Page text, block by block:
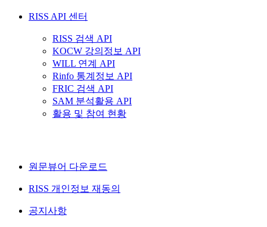
RISS API 센터
RISS 검색 API
KOCW 강의정보 API
WILL 연계 API
Rinfo 통계정보 API
FRIC 검색 API
SAM 분석활용 API
활용 및 참여 현황
원문뷰어 다운로드
RISS 개인정보 재동의
공지사항